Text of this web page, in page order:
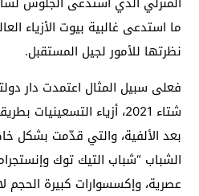
ما استدعى غالبية بيوت الأزياء
نظرتها للأمور لجيل المستقبل.
فعلى سبيل المثال اعتمدت دار
شتاء 2021، أزياء
بعد الألفية، والتي قدّمت بشكل
الشباب “شباب التيك توك
عصرية، وإكسسوارات كبيرة الحجم